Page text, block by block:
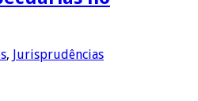
, Jurisprudências